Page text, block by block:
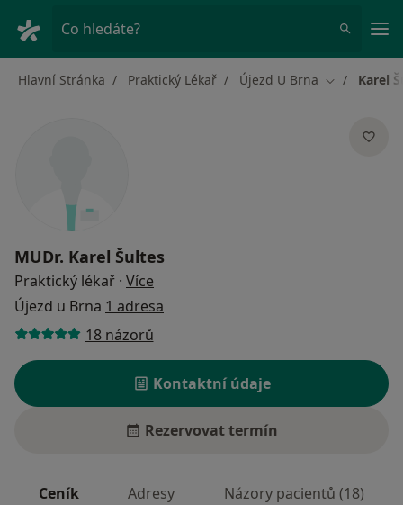
Co hledáte?
Hlavní Stránka Praktický Lékař Újezd U Brna ZměnaKarel
MUDr. Karel Šultes
Praktický lékař · Více
Újezd u Brna 1 adresa
18 názorů
Kontaktní údaje
Rezervovat termín
Ceník Adresy Názory pacientů (18)